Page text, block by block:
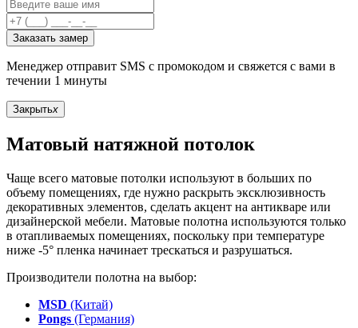
Заказать замер
Менеджер отправит SMS с промокодом и свяжется с вами в
течении 1 минуты
Закрытьx
Матовый натяжной потолок
Чаще всего матовые потолки используют в больших по
объему помещениях, где нужно раскрыть эксклюзивность
декоративных элементов, сделать акцент на антикваре или
дизайнерской мебели. Матовые полотна используются только
в отапливаемых помещениях, поскольку при температуре
ниже -5° пленка начинает трескаться и разрушаться.
Производители полотна на выбор:
MSD (Китай)
Pongs (Германия)